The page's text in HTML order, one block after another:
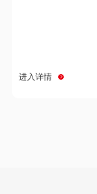
进入详情